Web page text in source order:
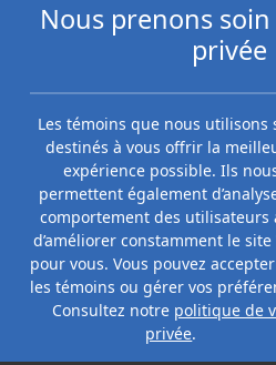
Empruntez jusqu'à 60
votre maison à Fairstone.
Voir
Nous prenons
privée
Les témoins que nous utilisons
destinés à vous offrir la
expérience possible. Ils
permettent également
comportement des utilisateurs
d’améliorer constamment le site
pour vous. Vous pouvez
les témoins ou gérer vos
Consultez notre politique de
privée.